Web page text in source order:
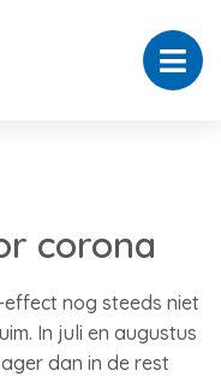
corona
nog steeds niet
In juli en augustus
dan in de rest